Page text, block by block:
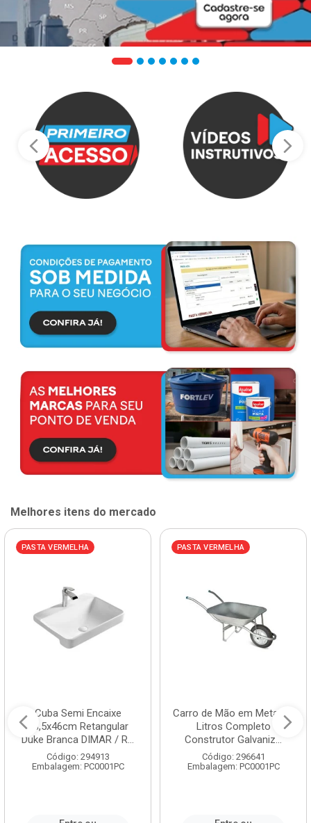
Melhores itens do mercado
PASTA VERMELHA
Cuba Semi Encaixe
58,5x46cm Retangular
Duke Branca DIMAR / R...
Código: 294913
Embalagem: PC0001PC
PASTA VERMELHA
Carro de Mão em Metal 60
Litros Completo
Construtor Galvaniz...
Código: 296641
Embalagem: PC0001PC